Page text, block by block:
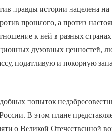
правды истории нацелена на
прошлого, а против
к ней в разных
духовных ценностей,
податливую и покорную
попыток
В этом плане
о Великой Отечественной